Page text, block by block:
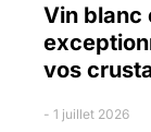
Vin blanc
vos
1 juillet 2026